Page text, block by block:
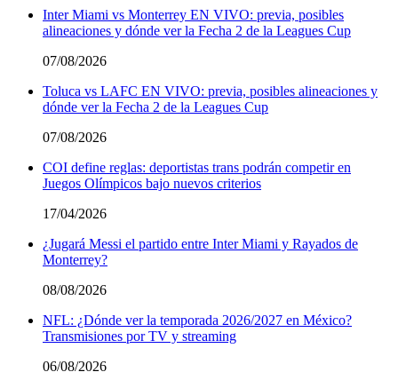
Inter Miami vs Monterrey EN VIVO: previa, posibles
alineaciones y dónde ver la Fecha 2 de la Leagues Cup
07/08/2026
Toluca vs LAFC EN VIVO: previa, posibles alineaciones y
dónde ver la Fecha 2 de la Leagues Cup
07/08/2026
COI define reglas: deportistas trans podrán competir en
Juegos Olímpicos bajo nuevos criterios
17/04/2026
¿Jugará Messi el partido entre Inter Miami y Rayados de
Monterrey?
08/08/2026
NFL: ¿Dónde ver la temporada 2026/2027 en México?
Transmisiones por TV y streaming
06/08/2026